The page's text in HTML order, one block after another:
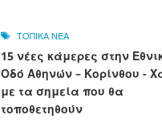
ΤΟΠΙΚΑ ΝΕΑ
15 νέες κάμερες στην
Οδό Αθηνών – Κορίνθου -
με τα σημεία που θα
τοποθετηθούν